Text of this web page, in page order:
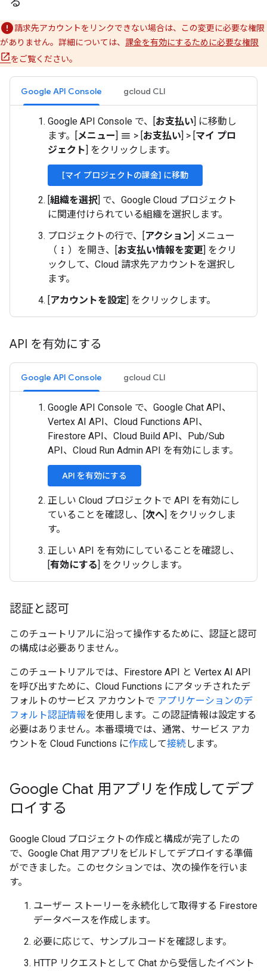
請求先アカウントをリンクできない場合は、この変更に必要な権限
がありません。詳細については、 課金を有効にするために必要な権限
をご覧ください。
Google API Console gcloud CLI
Google API Console で、[ お支払い ] に移動し
ます。[ メニュー menu > お支払い > マイ プロ
ジェクト ] をクリックします。
[マイ プロジェクトの課金] に移動
組織を選択 ] で、Google Cloud プロジェクト
に関連付けられている組織を選択します。
プロジェクトの行で、[
アクション ] メニュー
（ more_vert ）を開き、[ お支払い情報を変更 ] をクリ
ックして、Cloud 請求先アカウントを選択し
ます。
アカウントを設定 ] をクリックします。
API を有効にする
Google API Console gcloud CLI
Google API Console で、Google Chat API、
Vertex AI API、Cloud Functions API、
Firestore API、Cloud Build API、Pub/Sub
API、Cloud Run Admin API を有効にします。
API を有効にする
正しい Cloud プロジェクトで API を有効にし
ていることを確認し、[ 次へ ] をクリックしま
す。
正しい API を有効にしていることを確認し、
有効にする ] をクリックします。
認証と認可
このチュートリアルに沿って操作するために、認証と認可
の構成は必要ありません。
このチュートリアルでは、Firestore API と Vertex AI API
を呼び出すために、Cloud Functions にアタッチされたデ
フォルトのサービス アカウントで アプリケーションのデ
フォルト認証情報を使用します。この認証情報は設定する
必要はありません。本番環境では、通常、サービス アカ
ウントを Cloud Functions に作成して接続します。
Google Chat 用アプリを作成してデプ
ロイする
Google Cloud プロジェクトの作成と構成が完了したの
で、Google Chat 用アプリをビルドしてデプロイする準備
ができました。このセクションでは、次の操作を行いま
す。
ユーザー ストーリーを永続化して取得する Firestore
データベースを作成します。
必要に応じて、サンプルコードを確認します。
HTTP リクエストとして Chat から受信したイベント